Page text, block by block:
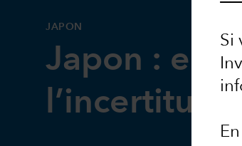
Si
JAPON
Japon :
l’incertitude